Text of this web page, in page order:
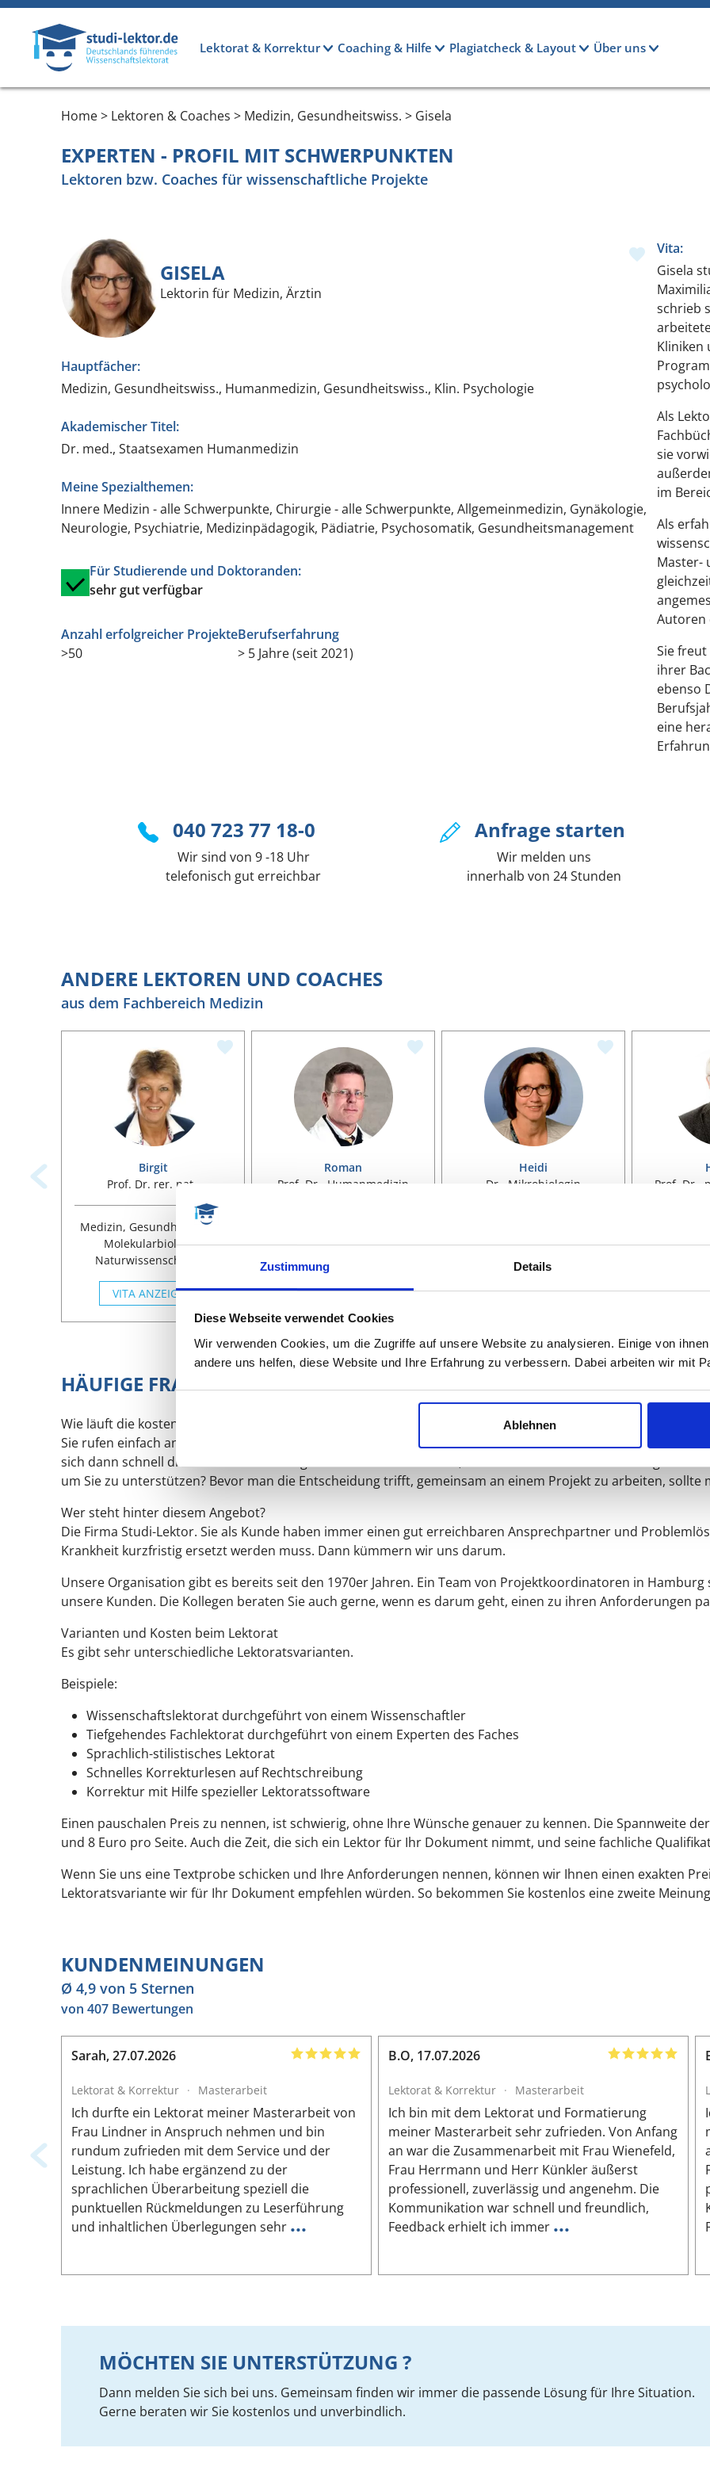
Zustimmung Details
Diese Webseite verwendet Cookies
Wir verwenden Cookies, um die Zugriffe auf unsere Website zu analysieren. Einige von
andere uns helfen, diese Website und Ihre Erfahrung zu verbessern. Dabei arbeiten wir mit
Ablehnen
Direkt zum Inhalt
Lektorat & Korrektur Coaching & Hilfe Plagiatcheck & Layout Über uns
Home > Lektoren & Coaches > Medizin, Gesundheitswiss. > Gisela
EXPERTEN - PROFIL MIT SCHWERPUNKTEN
Lektoren bzw. Coaches für wissenschaftliche Projekte
GISELA
Lektorin für Medizin, Ärztin
Hauptfächer:
Medizin, Gesundheitswiss., Humanmedizin, Gesundheitswiss., Klin. Psychologie
Akademischer Titel:
Dr. med., Staatsexamen Humanmedizin
Meine Spezialthemen:
Innere Medizin - alle Schwerpunkte, Chirurgie - alle Schwerpunkte, Allgemeinmedizin, Gynäkologie,
Neurologie, Psychiatrie, Medizinpädagogik, Pädiatrie, Psychosomatik, Gesundheitsmanagement
Für Studierende und Doktoranden:
sehr gut verfügbar
Anzahl erfolgreicher Projekte
>50
Berufserfahrung
> 5 Jahre (seit 2021)
Vita:
Gisela
schrieb
Kliniken
Als
sie
im
Als
Master-
Autoren
Sie
ihrer
ebenso
eine
040 723 77 18-0
Wir sind von 9 -18 Uhr
telefonisch gut erreichbar
Anfrage starten
Wir melden uns
innerhalb von 24 Stunden
ANDERE LEKTOREN UND COACHES
aus dem Fachbereich Medizin
Birgit
Prof. Dr. rer. nat.,
Naturwissenschaftlerin
Medizin, Gesundheitswiss.,
Molekularbiologie,
Naturwissenschaften,
Kolloquium
VITA ANZEIGEN
Roman
Prof. Dr., Humanmedizin
Humanmedizin, Pharmazie,
Naturwissenschaften,
Biologie, Coaching
Verteidigung / Kolloquium
VITA ANZEIGEN
Heidi
Dr., Mikrobiologin
Gesundheitswiss.,
Humanmedizin,
Naturwissenschaften,
VITA ANZEIGEN
Prof. Dr.,
VITA
HÄUFIGE FRAGEN
Wie läuft die kostenlose Vorabberatung ab?
Sie rufen einfach an und sprechen mit einer Projektkoordinatorin. Sie können Fragen stellen, rund um
sich dann schnell die weitere Zielrichtung. Welches sind die Punkte, an denen Sie sich Unterstützung
um Sie zu unterstützen? Bevor man die Entscheidung trifft, gemeinsam an einem Projekt zu arbeiten, sollte
Wer steht hinter diesem Angebot?
Die Firma Studi-Lektor. Sie als Kunde haben immer einen gut erreichbaren Ansprechpartner und
Krankheit kurzfristig ersetzt werden muss. Dann kümmern wir uns darum.
Unsere Organisation gibt es bereits seit den 1970er Jahren. Ein Team von Projektkoordinatoren in
unsere Kunden. Die Kollegen beraten Sie auch gerne, wenn es darum geht, einen zu ihren Anforderungen
Varianten und Kosten beim Lektorat
Es gibt sehr unterschiedliche Lektoratsvarianten.
Beispiele:
Wissenschaftslektorat durchgeführt von einem Wissenschaftler
Tiefgehendes Fachlektorat durchgeführt von einem Experten des Faches
Sprachlich-stilistisches Lektorat
Schnelles Korrekturlesen auf Rechtschreibung
Korrektur mit Hilfe spezieller Lektoratssoftware
Einen pauschalen Preis zu nennen, ist schwierig, ohne Ihre Wünsche genauer zu kennen. Die Spannweite
und 8 Euro pro Seite. Auch die Zeit, die sich ein Lektor für Ihr Dokument nimmt, und seine fachliche
Wenn Sie uns eine Textprobe schicken und Ihre Anforderungen nennen, können wir Ihnen einen exakten
Lektoratsvariante wir für Ihr Dokument empfehlen würden. So bekommen Sie kostenlos eine zweite
KUNDENMEINUNGEN
Ø 4,9 von 5 Sternen
von 407 Bewertungen
Sarah,27.07.2026
Lektorat & Korrektur · Masterarbeit
Ich durfte ein Lektorat meiner Masterarbeit von
Frau Lindner in Anspruch nehmen und bin
rundum zufrieden mit dem Service und der
Leistung. Ich habe ergänzend zu der
sprachlichen Überarbeitung speziell die
punktuellen Rückmeldungen zu Leserführung
und inhaltlichen Überlegungen sehr ...
B.O, 17.07.2026
Lektorat & Korrektur · Masterarbeit
Ich bin mit dem Lektorat und Formatierung
meiner Masterarbeit sehr zufrieden. Von Anfang
an war die Zusammenarbeit mit Frau Wienefeld,
Frau Herrmann und Herr Künkler äußerst
professionell, zuverlässig und angenehm. Die
Kommunikation war schnell und freundlich,
Feedback erhielt ich immer ...
MÖCHTEN SIE UNTERSTÜTZUNG ?
Dann melden Sie sich bei uns. Gemeinsam finden wir immer die passende Lösung für Ihre Situation.
Gerne beraten wir Sie kostenlos und unverbindlich.